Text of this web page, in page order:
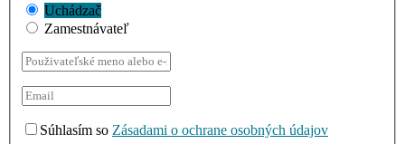
Uchádzač
Zamestnávateľ
Súhlasím so Zásadami o ochrane osobných údajov